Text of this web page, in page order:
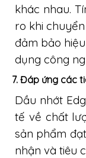
khác nhau.
ro khi
đảm bảo
dụng công
7. Đáp ứng các
Dầu nhớt
tế về chất
sản phẩm
nhận và tiêu